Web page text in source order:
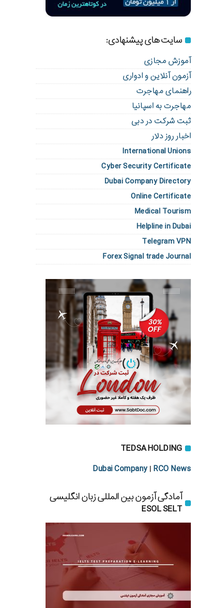
سایت های پیشنهادی:
آموزش مجازی
آزمون آنلاین و ادواری
راهنمای مهاجرت
مهاجرت به اسپانیا
ثبت شرکت در دبی
اخبار روز دلار
International Unions
Cyber Security Certificate
Dubai Company Directory
Online Certificate
Medical Tourism
Helpline in Dubai
Telegram VPN
Forex Signal trade Journal
TEDSA HOLDING
Dubai Company| RCO News
آمادگی آزمون بین المللی زبان انگلیسی
ESOL SELT